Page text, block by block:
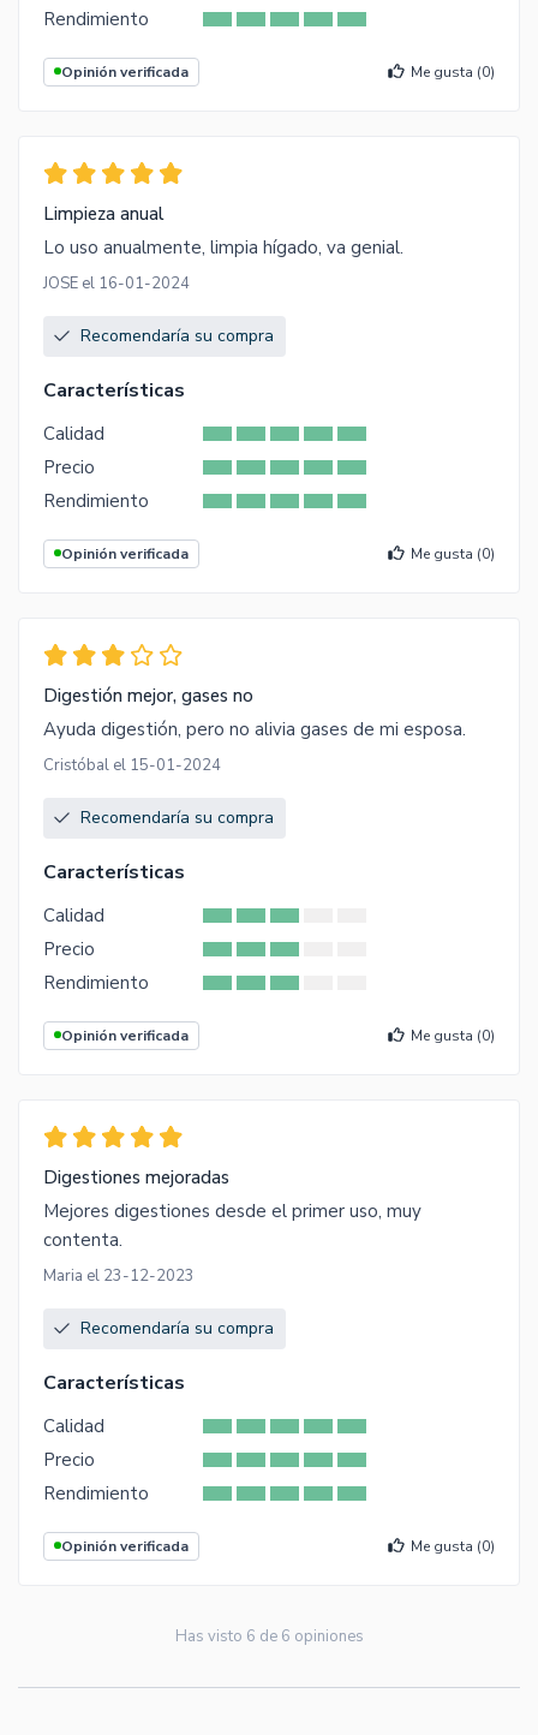
Rendimiento
Opinión verificada Me gusta (0)
Limpieza anual
Lo uso anualmente, limpia hígado, va genial.
JOSE el 16-01-2024
Recomendaría su compra
Características
Calidad
Precio
Rendimiento
Opinión verificada Me gusta (0)
Digestión mejor, gases no
Ayuda digestión, pero no alivia gases de mi esposa.
Cristóbal el 15-01-2024
Recomendaría su compra
Características
Calidad
Precio
Rendimiento
Opinión verificada Me gusta (0)
Digestiones mejoradas
Mejores digestiones desde el primer uso, muy
contenta.
Maria el 23-12-2023
Recomendaría su compra
Características
Calidad
Precio
Rendimiento
Opinión verificada Me gusta (0)
Has visto 6 de 6 opiniones